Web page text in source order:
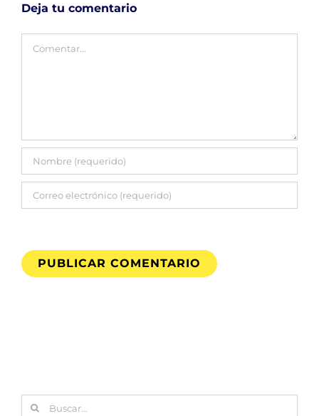
Deja tu comentario
Comentar
Buscar: